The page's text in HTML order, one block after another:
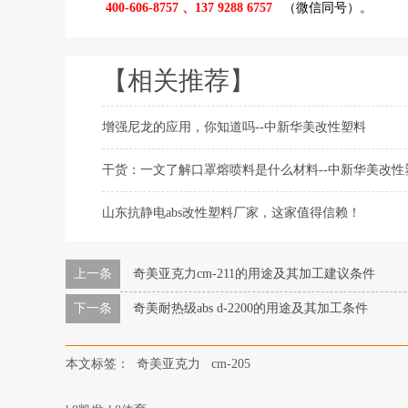
400-606-8757 、137 9288 6757 （微信同号）。
【相关推荐】
增强尼龙的应用，你知道吗--中新华美改性塑料
干货：一文了解口罩熔喷料是什么材料--中新华美改性
山东抗静电abs改性塑料厂家，这家值得信赖！
上一条 奇美亚克力​cm-211的用途及其加工建议条件
下一条 奇美耐热级abs d-2200的用途及其加工条件
本文标签： 奇美亚克力 cm-205